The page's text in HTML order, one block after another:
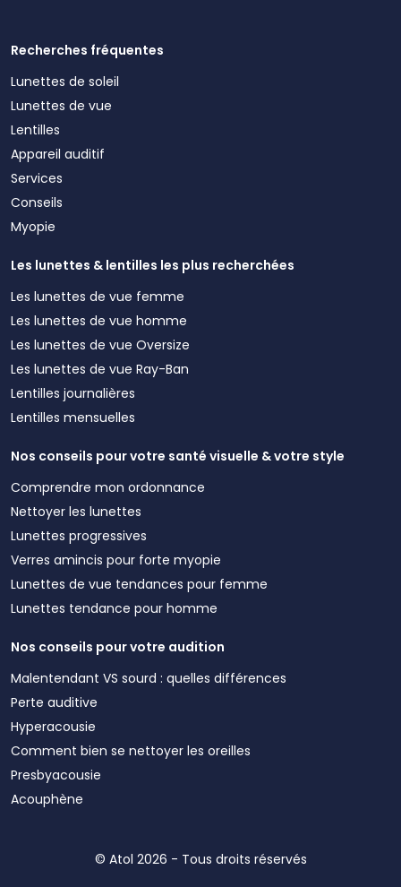
Recherches fréquentes
Lunettes de soleil
Lunettes de vue
Lentilles
Appareil auditif
Services
Conseils
Myopie
Les lunettes & lentilles les plus recherchées
Les lunettes de vue femme
Les lunettes de vue homme
Les lunettes de vue Oversize
Les lunettes de vue Ray-Ban
Lentilles journalières
Lentilles mensuelles
Nos conseils pour votre santé visuelle & votre style
Comprendre mon ordonnance
Nettoyer les lunettes
Lunettes progressives
Verres amincis pour forte myopie
Lunettes de vue tendances pour femme
Lunettes tendance pour homme
Nos conseils pour votre audition
Malentendant VS sourd : quelles différences
Perte auditive
Hyperacousie
Comment bien se nettoyer les oreilles
Presbyacousie
Acouphène
© Atol 2026 - Tous droits réservés